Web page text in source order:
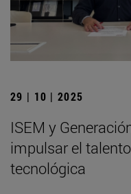
29 | 10 | 2025
ISEM y
impulsar el
tecnológica